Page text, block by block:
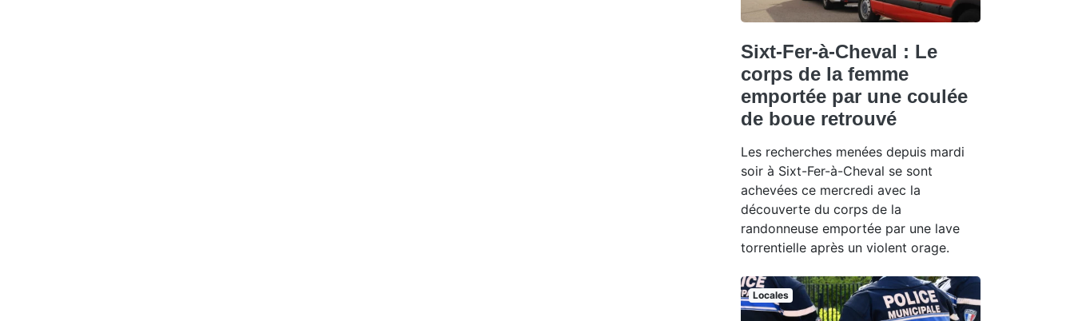
Sixt-Fer-à-Cheval : Le
corps de la femme
emportée par une coulée
de boue retrouvé
Les recherches menées depuis mardi
soir à Sixt-Fer-à-Cheval se sont
achevées ce mercredi avec la
découverte du corps de la
randonneuse emportée par une lave
torrentielle après un violent orage.
Locales